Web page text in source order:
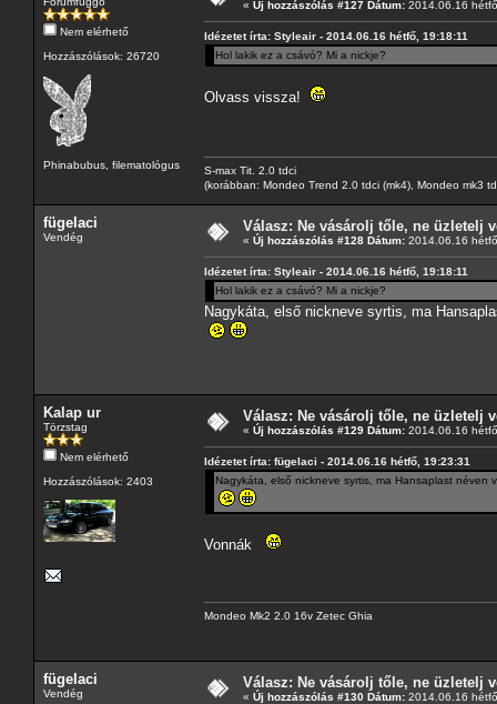
Nem elérhető
Hozzászólások: 26720
Phinabubus, filematológus
« Új hozzászólás #127 Dátum: 2014.06.16
Idézetet írta: Styleair - 2014.06.16 hétfő, 19:18:11
Hol lakik ez a csávó? Mi a nickje?
Olvass vissza!
S-max Tit. 2.0 tdci
(korábban: Mondeo Trend 2.0 tdci (mk4), Mondeo mk3
fügelaci
Vendég
Válasz: Ne vásárolj tőle, ne üzletelj
« Új hozzászólás #128 Dátum: 2014.06.16
Idézetet írta: Styleair - 2014.06.16 hétfő, 19:18:11
Hol lakik ez a csávó? Mi a nickje?
Nagykáta, első nickneve syrtis, ma
Kalap ur
Törzstag
Nem elérhető
Hozzászólások: 2403
Válasz: Ne vásárolj tőle, ne üzletelj
« Új hozzászólás #129 Dátum: 2014.06.16
Idézetet írta: fügelaci - 2014.06.16 hétfő, 19:23:31
Nagykáta, első nickneve syrtis, ma Hansaplast néven
Vonnák
Mondeo Mk2 2.0 16v Zetec Ghia
fügelaci
Vendég
Válasz: Ne vásárolj tőle, ne üzletelj
« Új hozzászólás #130 Dátum: 2014.06.16